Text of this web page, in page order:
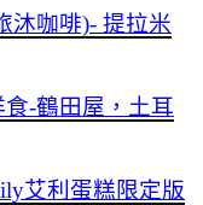
沐咖啡)- 提拉米
-鶴田屋，土耳
艾利蛋糕限定版